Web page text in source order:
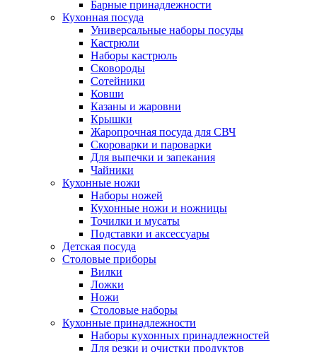
Барные принадлежности
Кухонная посуда
Универсальные наборы посуды
Кастрюли
Наборы кастрюль
Сковороды
Сотейники
Ковши
Казаны и жаровни
Крышки
Жаропрочная посуда для СВЧ
Скороварки и пароварки
Для выпечки и запекания
Чайники
Кухонные ножи
Наборы ножей
Кухонные ножи и ножницы
Точилки и мусаты
Подставки и аксессуары
Детская посуда
Столовые приборы
Вилки
Ложки
Ножи
Столовые наборы
Кухонные принадлежности
Наборы кухонных принадлежностей
Для резки и очистки продуктов